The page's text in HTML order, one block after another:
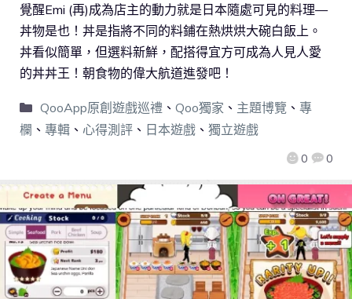
0 0
覺醒Emi (再)成為店主的動力就是日本隨處可見的料理—
丼物是也！丼是指將不同的料鋪在熱烘烘大碗白飯上。
丼看似簡單，但選料新鮮，配搭得宜方可成為人見人愛
的丼丼王！朝食物的偉大航道進發吧！
QooApp原創遊戲巡禮、 Qoo獨家 、 主題博覽 、 專
欄 、 專輯 、 心得測評 、 日本遊戲 、 獨立遊戲